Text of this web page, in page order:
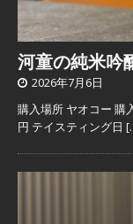
河童の純米
2026年7月6日
購入場所 ヤオコー 購
円 テイスティング日